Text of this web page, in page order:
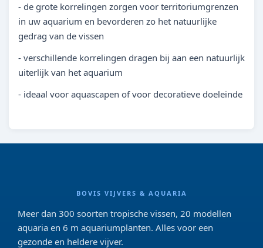
- de grote korrelingen zorgen voor territoriumgrenzen
in uw aquarium en bevorderen zo het natuurlijke
gedrag van de vissen
- verschillende korrelingen dragen bij aan een natuurlijk
uiterlijk van het aquarium
- ideaal voor aquascapen of voor decoratieve doeleinde
BOVIS VIJVERS & AQUARIA
Meer dan 300 soorten tropische vissen, 20 modellen
aquaria en 6 m aquariumplanten. Alles voor een
gezonde en heldere vijver.